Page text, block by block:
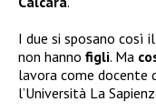
I due si sposano così
non hanno figli. Ma
lavora come docente
l’Università La